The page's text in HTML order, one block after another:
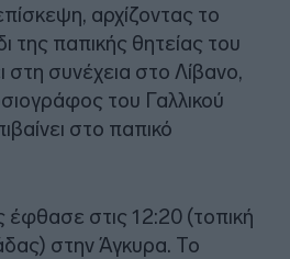
αρχίζοντας το
της παπικής θητείας του
συνέχεια στο Λίβανο,
του Γαλλικού
στο παπικό
στις 12:20 (τοπική
στην Άγκυρα. Το